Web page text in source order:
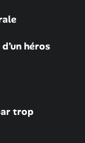
héros
trop